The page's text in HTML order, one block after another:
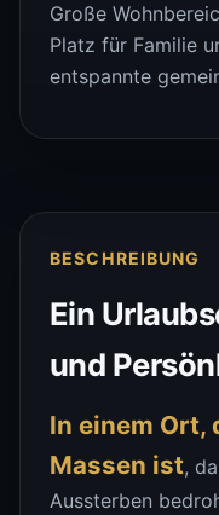
Große
Platz für Familie
entspannte
BESCHREIBUNG
Ein
und
In einem Ort,
Massen ist,
Aussterben